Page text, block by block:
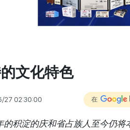
文化特色
27 02:30:00 在
积淀的庆和省占族人至今仍将